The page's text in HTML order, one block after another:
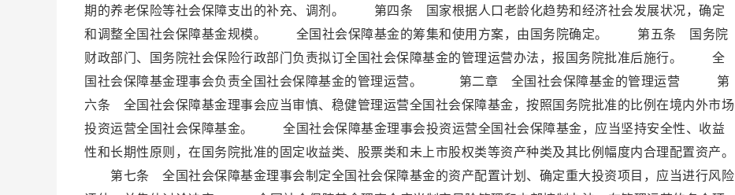
期的养老保险等社会保障支出的补充、调剂。 第四条 国家根据人口老龄化趋势和经济社会发展状况，确定
和调整全国社会保障基金规模。 全国社会保障基金的筹集和使用方案，由国务院确定。 第五条 国务院
财政部门、国务院社会保险行政部门负责拟订全国社会保障基金的管理运营办法，报国务院批准后施行。 全
国社会保障基金理事会负责全国社会保障基金的管理运营。 第二章 全国社会保障基金的管理运营 第
六条 全国社会保障基金理事会应当审慎、稳健管理运营全国社会保障基金，按照国务院批准的比例在境内外市场
投资运营全国社会保障基金。 全国社会保障基金理事会投资运营全国社会保障基金，应当坚持安全性、收益
性和长期性原则，在国务院批准的固定收益类、股票类和未上市股权类等资产种类及其比例幅度内合理配置资产。
第七条 全国社会保障基金理事会制定全国社会保障基金的资产配置计划、确定重大投资项目，应当进行风险